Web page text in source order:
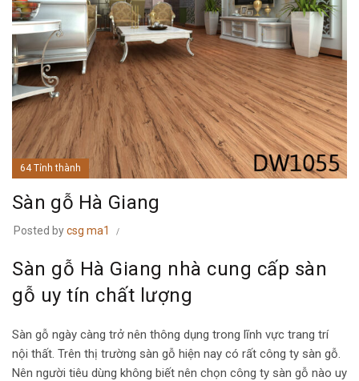
64 Tỉnh thành
Sàn gỗ Hà Giang
Posted bycsg ma1
Sàn gỗ Hà Giang nhà cung cấp sàn
gỗ uy tín chất lượng
Sàn gỗ ngày càng trở nên thông dụng trong lĩnh vực trang trí
nội thất. Trên thị trường sàn gỗ hiện nay có rất công ty sàn gỗ.
Nên người tiêu dùng không biết nên chọn công ty sàn gỗ nào uy